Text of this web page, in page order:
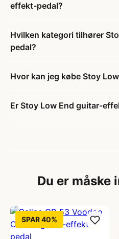
effekt-pedal?
Hvilken kategori tilhører
pedal?
Hvor kan jeg købe Stoy
Er Stoy Low End guitar-
Du er måske
SPAR 40%